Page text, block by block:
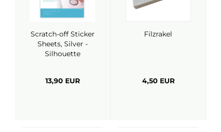
Scratch-off Sticker
Sheets, Silver -
Silhouette
13,90 EUR
Filzrakel
4,50 EUR